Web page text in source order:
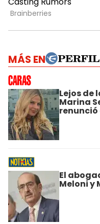
MÁS EN
Lejos de
Marina
renunció
El
Meloni y